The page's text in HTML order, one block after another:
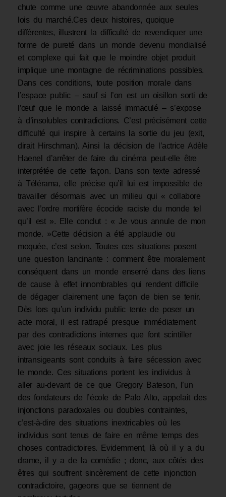
chute comme une œuvre abandonnée aux seules
lois du marché.Ces deux histoires, quoique
différentes, illustrent la difficulté de revendiquer une
forme de pureté dans un monde devenu mondialisé
et complexe qui fait que le moindre objet produit
implique une montagne de récriminations possibles.
Dans ces conditions, toute position morale dans
l’espace public – sauf si l’on est un oisillon sorti de
l’œuf que le monde a laissé immaculé – s’expose
à d’insolubles contradictions. C’est précisément cette
difficulté qui inspire à certains la sortie du jeu (exit,
dirait Hirschman). Ainsi la décision de l’actrice Adèle
Haenel d’arrêter de faire du cinéma peut-elle être
interprétée de cette façon. Dans son texte adressé
à Télérama, elle précise qu’il lui est impossible de
travailler désormais avec un milieu qui « collabore
avec l’ordre mortifère écocide raciste du monde tel
qu’il est ». Elle conclut : « Je vous annule de mon
monde. »Cette décision a été applaudie ou
moquée, c’est selon. Toutes ces situations posent
une question lancinante : comment être moralement
conséquent dans un monde enserré dans des liens
de cause à effet innombrables qui rendent difficile
de dégager clairement une façon de bien se tenir.
Dès lors qu’un individu public tente de poser un
acte moral, il est rattrapé presque immédiatement
par des contradictions internes que font scintiller
avec joie les réseaux sociaux. Les plus
intransigeants sont conduits à faire sécession avec
le monde. Ces situations portent les individus à
aller au-devant de ce que Gregory Bateson, l’un
des fondateurs de l’école de Palo Alto, appelait des
injonctions paradoxales ou doubles contraintes,
c’est-à-dire des situations inextricables où les
individus sont tenus de faire en même temps des
choses contradictoires. Evidemment, là où il y a du
drame, il y a de la comédie ; donc, aux côtés des
êtres qui souffrent sincèrement de cette injonction
contradictoire, gageons que se tiennent de